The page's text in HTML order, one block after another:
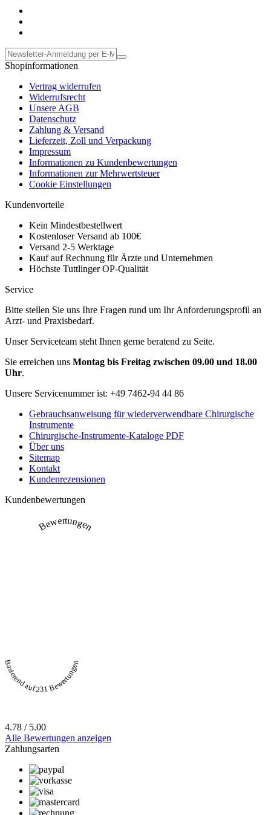
Shopinformationen
Vertrag widerrufen
Widerrufsrecht
Unsere AGB
Datenschutz
Zahlung & Versand
Lieferzeit, Zoll und Verpackung
Impressum
Informationen zu Kundenbewertungen
Informationen zur Mehrwertsteuer
Cookie Einstellungen
Kundenvorteile
Kein Mindestbestellwert
Kostenloser Versand ab 100€
Versand 2-5 Werktage
Kauf auf Rechnung für Ärzte und Unternehmen
Höchste Tuttlinger OP-Qualität
Service
Bitte stellen Sie uns Ihre Fragen rund um Ihr Anforderungsprofil an
Arzt- und Praxisbedarf.
Unser Serviceteam steht Ihnen gerne beratend zu Seite.
Sie erreichen uns Montag bis Freitag zwischen 09.00 und 18.00
Uhr.
Unsere Servicenummer ist: +49 7462-94 44 86
Gebrauchsanweisung für wiederverwendbare Chirurgische
Instrumente
Chirurgische-Instrumente-Kataloge PDF
Über uns
Sitemap
Kontakt
Kundenrezensionen
Kundenbewertungen
Bewertungen
Basierend auf 231 Bewertungen
4.78 / 5.00
Alle Bewertungen anzeigen
Zahlungsarten